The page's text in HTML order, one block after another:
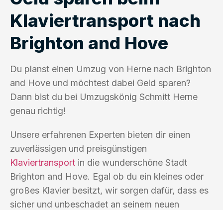
Klaviertransport nach
Brighton and Hove
Du planst einen Umzug von Herne nach Brighton
and Hove und möchtest dabei Geld sparen?
Dann bist du bei Umzugskönig Schmitt Herne
genau richtig!
Unsere erfahrenen Experten bieten dir einen
zuverlässigen und preisgünstigen
Klaviertransport in die wunderschöne Stadt
Brighton and Hove. Egal ob du ein kleines oder
großes Klavier besitzt, wir sorgen dafür, dass es
sicher und unbeschadet an seinem neuen